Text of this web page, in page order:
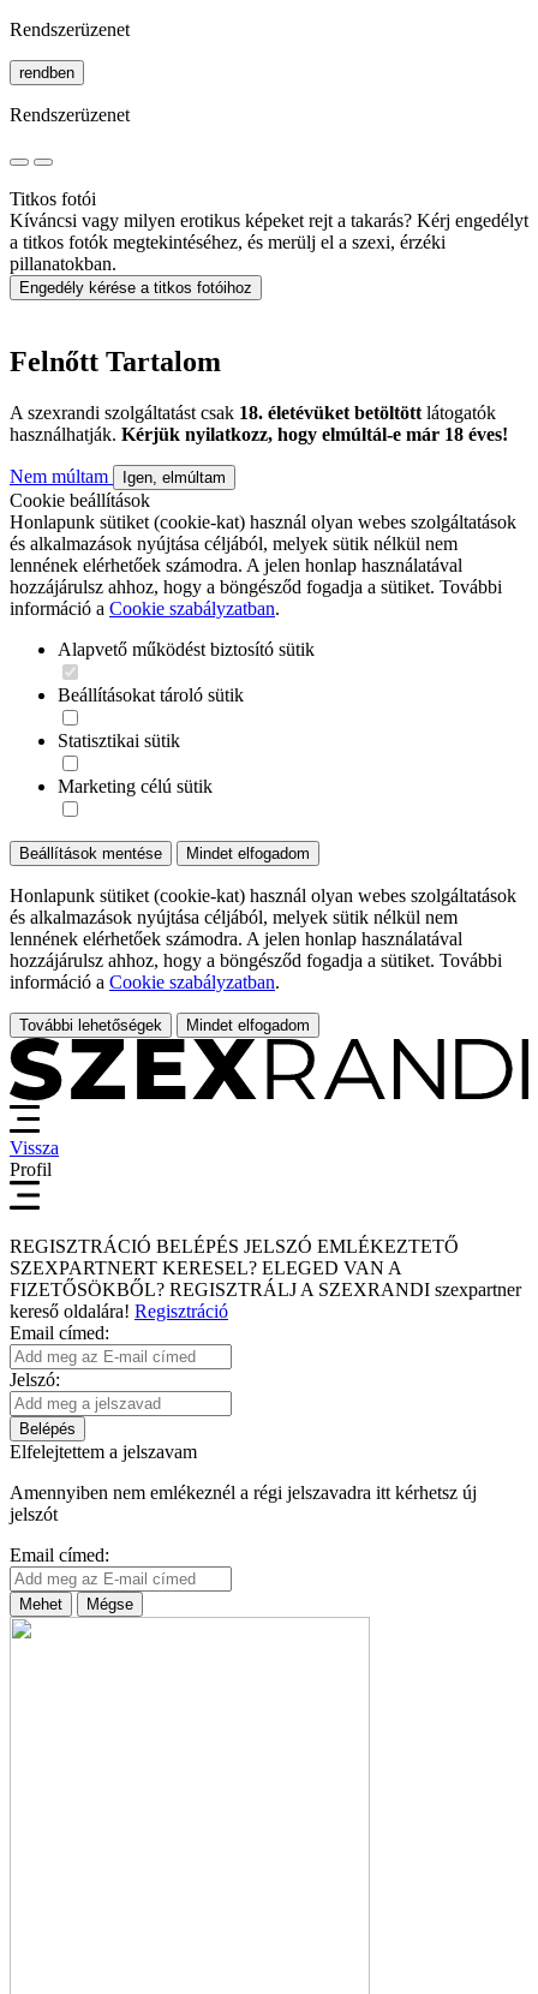
Rendszerüzenet
rendben
Rendszerüzenet
Titkos fotói
Kíváncsi vagy milyen erotikus képeket rejt a takarás? Kérj engedélyt
a titkos fotók megtekintéséhez, és merülj el a szexi, érzéki
pillanatokban.
Engedély kérése a titkos fotóihoz
Felnőtt Tartalom
A szexrandi szolgáltatást csak 18. életévüket betöltött látogatók
használhatják. Kérjük nyilatkozz, hogy elmúltál-e már 18 éves!
Nem múltam Igen, elmúltam
Cookie beállítások
Honlapunk sütiket (cookie-kat) használ olyan webes szolgáltatások
és alkalmazások nyújtása céljából, melyek sütik nélkül nem
lennének elérhetőek számodra. A jelen honlap használatával
hozzájárulsz ahhoz, hogy a böngésződ fogadja a sütiket. További
információ a Cookie szabályzatban.
Alapvető működést biztosító sütik
Beállításokat tároló sütik
Statisztikai sütik
Marketing célú sütik
Beállítások mentése Mindet elfogadom
Honlapunk sütiket (cookie-kat) használ olyan webes szolgáltatások
és alkalmazások nyújtása céljából, melyek sütik nélkül nem
lennének elérhetőek számodra. A jelen honlap használatával
hozzájárulsz ahhoz, hogy a böngésződ fogadja a sütiket. További
információ a Cookie szabályzatban.
További lehetőségek Mindet elfogadom
Vissza
Profil
REGISZTRÁCIÓ BELÉPÉS JELSZÓ EMLÉKEZTETŐ
SZEXPARTNERT KERESEL? ELEGED VAN A
FIZETŐSÖKBŐL? REGISZTRÁLJ A SZEXRANDI szexpartner
kereső oldalára! Regisztráció
Email címed:
Jelszó:
Belépés
Elfelejtettem a jelszavam
Amennyiben nem emlékeznél a régi jelszavadra itt kérhetsz új
jelszót
Email címed:
Mehet Mégse